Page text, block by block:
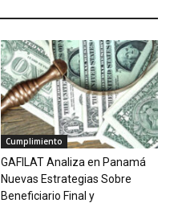
Cumplimiento
GAFILAT Analiza en Panamá
Nuevas Estrategias Sobre
Beneficiario Final y